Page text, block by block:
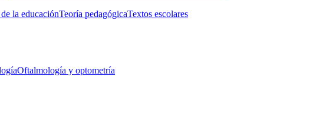
la educaciónTeoría pedagógicaTextos escolares
Oftalmología y optometría